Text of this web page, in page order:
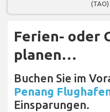
(TAO)
Ferien- oder
planen…
Buchen Sie im
Penang
Einsparungen.